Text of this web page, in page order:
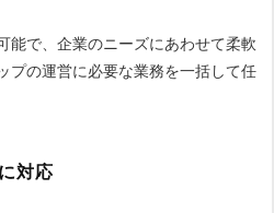
能で、企業のニーズにあわせて柔軟
プの運営に必要な業務を一括して任
対応